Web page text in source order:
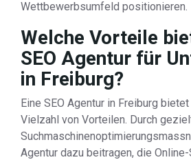
Wettbewerbsumfeld positionieren.
Welche Vorteile
SEO Agentur für
in Freiburg?
Eine SEO Agentur in Freiburg
Vielzahl von Vorteilen. Durch
Agentur dazu beitragen, die